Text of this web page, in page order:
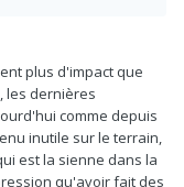
plus d'impact que
les dernières
comme depuis
inutile sur le terrain,
est la sienne dans la
qu'avoir fait des